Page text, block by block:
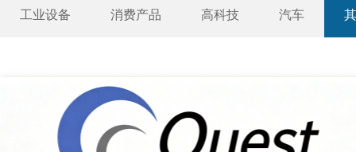
工业设备 消费产品 高科技 汽车